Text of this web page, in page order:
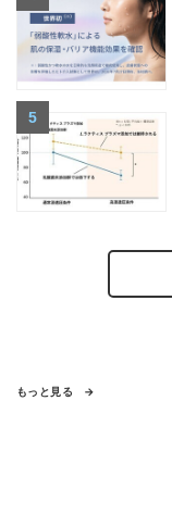
もっと見る